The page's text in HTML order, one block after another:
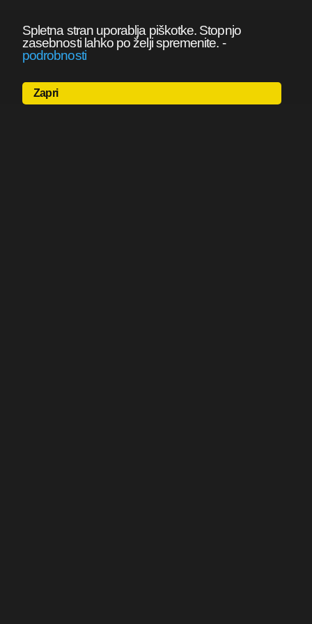
Spletna stran uporablja piškotke. Stopnjo
zasebnosti lahko po želji spremenite. -
podrobnosti
Zapri